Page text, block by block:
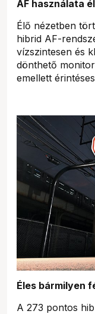
AF használata
Élő nézetben
hibrid AF-
vízszintesen és
dönthető
emellett
Éles bármilyen
A 273 pontos